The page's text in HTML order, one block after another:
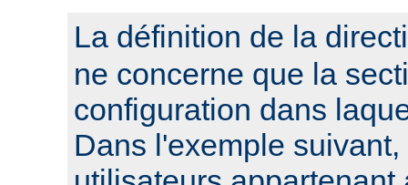
La définition de la
ne concerne que la
configuration dans
Dans l'exemple